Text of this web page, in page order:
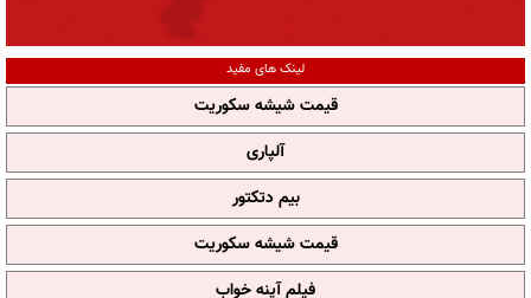
لینک های مفید
قیمت شیشه سکوریت
آلپاری
بیم دتکتور
قیمت شیشه سکوریت
فیلم آپنه خواب